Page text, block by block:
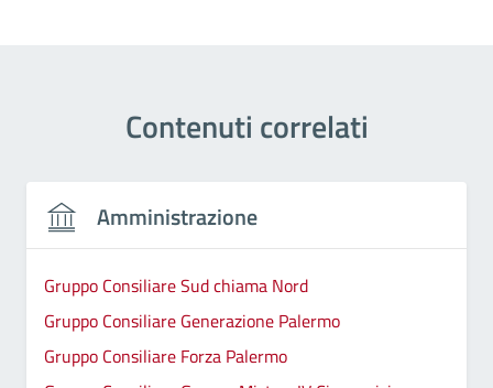
Contenuti correlati
Amministrazione
Gruppo Consiliare Sud chiama Nord
Gruppo Consiliare Generazione Palermo
Gruppo Consiliare Forza Palermo